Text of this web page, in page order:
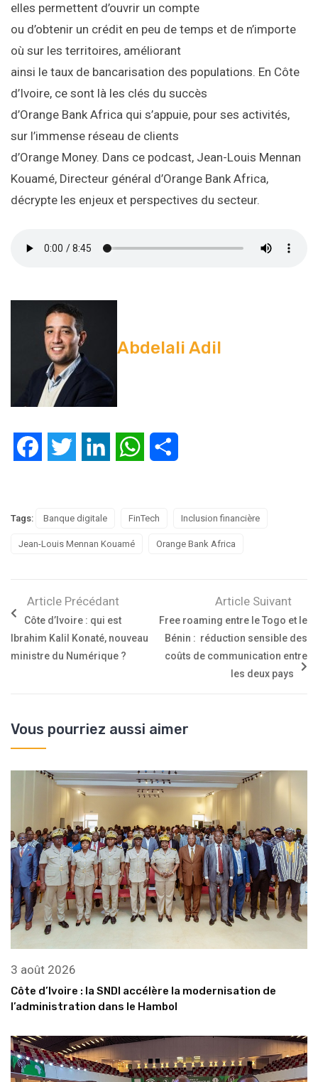
elles permettent d’ouvrir un compte
ou d’obtenir un crédit en peu de temps et de n’importe
où sur les territoires, améliorant
ainsi le taux de bancarisation des populations. En Côte
d’Ivoire, ce sont là les clés du succès
d’Orange Bank Africa qui s’appuie, pour ses activités,
sur l’immense réseau de clients
d’Orange Money. Dans ce podcast, Jean-Louis Mennan
Kouamé, Directeur général d’Orange Bank Africa,
décrypte les enjeux et perspectives du secteur.
Abdelali Adil
FacebookTwitter LinkedIn WhatsApp
Tags: Banque digitale FinTech Inclusion financière
Jean-Louis Mennan Kouamé Orange Bank Africa
Article Précédant
Côte d’Ivoire : qui est
Ibrahim Kalil Konaté, nouveau
ministre du Numérique ?
Article Suivant
Free roaming entre le Togo et le
Bénin : réduction sensible des
coûts de communication entre
les deux pays
Vous pourriez aussi aimer
3 août 2026
Côte d’Ivoire : la SNDI accélère la modernisation de
l’administration dans le Hambol